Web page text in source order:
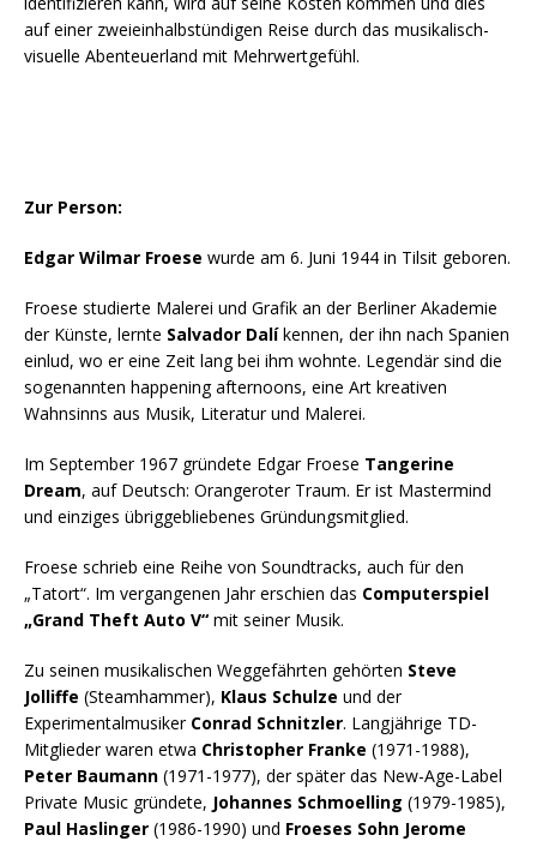
auf einer zweieinhalbstündigen Reise durch das musikalisch-
visuelle Abenteuerland mit Mehrwertgefühl.
Zur Person:
Edgar Wilmar Froese wurde am 6. Juni 1944 in Tilsit geboren.
Froese studierte Malerei und Grafik an der Berliner Akademie
der Künste, lernte Salvador Dalíkennen, der ihn nach Spanien
einlud, wo er eine Zeit lang bei ihm wohnte. Legendär sind die
sogenannten happening afternoons, eine Art kreativen
Wahnsinns aus Musik, Literatur und Malerei.
Im September 1967 gründete Edgar Froese Tangerine
Dream, auf Deutsch: Orangeroter Traum. Er ist Mastermind
und einziges übriggebliebenes Gründungsmitglied.
Froese schrieb eine Reihe von Soundtracks, auch für den
„Tatort“. Im vergangenen Jahr erschien das Computerspiel
„Grand Theft Auto V“ mit seiner Musik.
Zu seinen musikalischen Weggefährten gehörten Steve
Jolliffe (Steamhammer), Klaus Schulze und der
Experimentalmusiker Conrad Schnitzler. Langjährige TD-
Mitglieder waren etwa Christopher Franke (1971-1988),
Peter Baumann (1971-1977), der später das New-Age-Label
Private Music gründete, Johannes Schmoelling (1979-1985),
Paul Haslinger (1986-1990) und Froeses Sohn Jerome